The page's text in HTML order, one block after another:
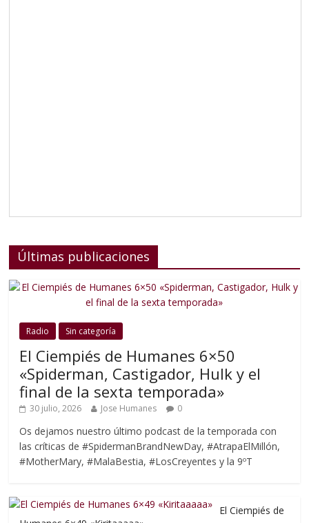
Últimas publicaciones
Radio Sin categoría
El Ciempiés de Humanes 6×50
«Spiderman, Castigador, Hulk y el
final de la sexta temporada»
30 julio, 2026 Jose Humanes 0
Os dejamos nuestro último podcast de la temporada con
las críticas de #SpidermanBrandNewDay, #AtrapaElMillón,
#MotherMary, #MalaBestia, #LosCreyentes y la 9ºT
El Ciempiés de